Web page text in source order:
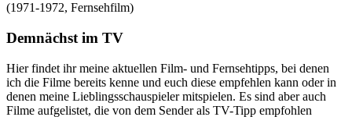
(1971-1972, Fernsehfilm)
Demnächst im TV
Hier findet ihr meine aktuellen Film- und Fernsehtipps, bei denen
ich die Filme bereits kenne und euch diese empfehlen kann oder in
denen meine Lieblingsschauspieler mitspielen. Es sind aber auch
Filme aufgelistet, die von dem Sender als TV-Tipp empfohlen